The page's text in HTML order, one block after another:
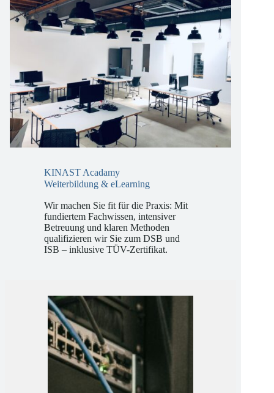
KINAST Acadamy
Wir machen Sie fit für die Praxis: Mit
fundiertem Fachwissen, intensiver
Betreuung und klaren Methoden
qualifizieren wir Sie zum DSB und